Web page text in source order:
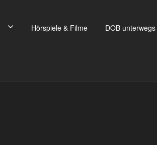
Hörspiele & Filme DOB unterwegs